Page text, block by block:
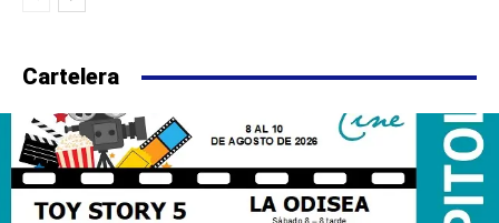
Cartelera